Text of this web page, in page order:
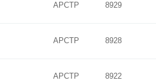
APCTP 8929
APCTP 8928
APCTP 8922